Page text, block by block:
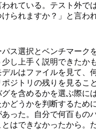
れている。テスト外で
られますか？」と言わ
ス選択とベンチマーク
し上手く説明できたか
ルはファイルを見て、
ジトリの残りを見るこ
グを含めるかを選ぶ際に
どうかを判断するため
あった。自分で何百もの
はできなかったから。